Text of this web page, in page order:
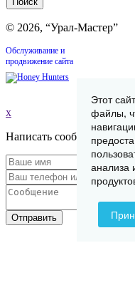
© 2026, “Урал-Мастер”
Обслуживание и
продвижение сайта
x
Написать сообщение
Отправить
Этот
файлы,
анализа